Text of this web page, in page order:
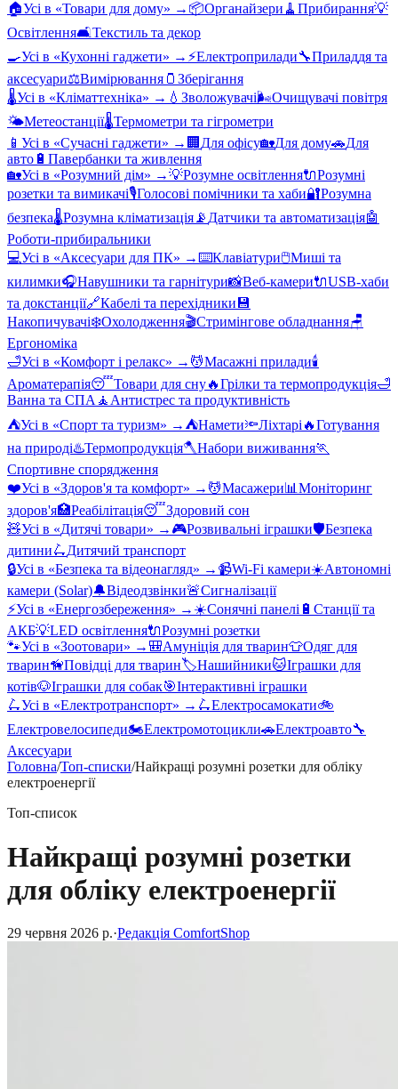
🏠Усі в «Товари для дому» → 📦Органайзери 🧹 Прибирання💡
Освітлення🛋️Текстиль та декор
🍳Усі в «Кухонні гаджети» → ⚡Електроприлади🔧Приладдя та
аксесуари⚖️Вимірювання 🫙 Зберігання
🌡️Усі в «Кліматтехніка» → 💧 Зволожувачі🌬️Очищувачі повітря
🌤️Метеостанції🌡️Термометри та гігрометри
📱 Усі в «Сучасні гаджети» → 🏢 Для офісу🏡Для дому🚗Для
авто 🔋 Павербанки та живлення
🏡Усі в «Розумний дім» →💡Розумне освітлення🔌Розумні
розетки та вимикачі🎙️Голосові помічники та хаби🔐Розумна
безпека🌡️Розумна кліматизація 📡 Датчики та автоматизація🤖
Роботи-прибиральники
💻Усі в «Аксесуари для ПК» →⌨️Клавіатури🖱️Миші та
килимки🎧Навушники та гарнітури📸Веб-камери🔌USB-хаби
та докстанції🔗Кабелі та перехідники 💾
Накопичувачі❄️Охолодження🎬Стримінгове обладнання🪑
Ергономіка
🛁Усі в «Комфорт і релакс» → 💆Масажні прилади🕯️
Ароматерапія😴Товари для сну🔥Грілки та термопродукція🛁
Ванна та СПА 🧘 Антистрес та продуктивність
⛺Усі в «Спорт та туризм» → ⛺Намети🔦Ліхтарі 🔥Готування
на природі♨️Термопродукція🪓Набори виживання🏃
Спортивне спорядження
❤️Усі в «Здоров'я та комфорт» → 💆Масажери📊 Моніторинг
здоров'я🏥Реабілітація😴Здоровий сон
🧸Усі в «Дитячі товари» → 🎮Розвивальні іграшки🛡️Безпека
дитини🛴Дитячий транспорт
🔒Усі в «Безпека та відеонагляд» → 📹Wi-Fi камери☀️Автономні
камери (Solar)🔔Відеодзвінки🚨Сигналізації
⚡Усі в «Енергозбереження» → ☀️Сонячні панелі 🔋 Станції та
АКБ💡LED освітлення🔌Розумні розетки
🐾Усі в «Зоотовари» → 🎒Амуніція для тварин👕Одяг для
тварин🦮Повідці для тварин🏷️Нашийники🐱Іграшки для
котів🐶Іграшки для собак🎯Інтерактивні іграшки
🛴Усі в «Електротранспорт» → 🛴Електросамокати🚲
Електровелосипеди🏍️Електромотоцикли🚗Електроавто🔧
Аксесуари
Головна/Топ-списки/Найкращі розумні розетки для обліку
електроенергії
Топ-список
Найкращі розумні розетки
для обліку електроенергії
29 червня 2026 р.·Редакція ComfortShop